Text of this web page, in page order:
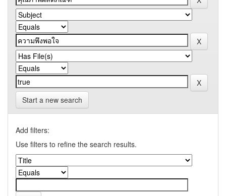
Start a new search
Add filters:
Use filters to refine the search results.